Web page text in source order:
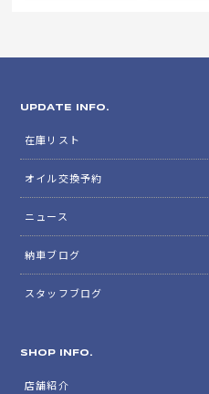
UPDATE INFO.
在庫リスト
オイル交換予約
ニュース
納車ブログ
スタッフブログ
SHOP INFO.
店舗紹介